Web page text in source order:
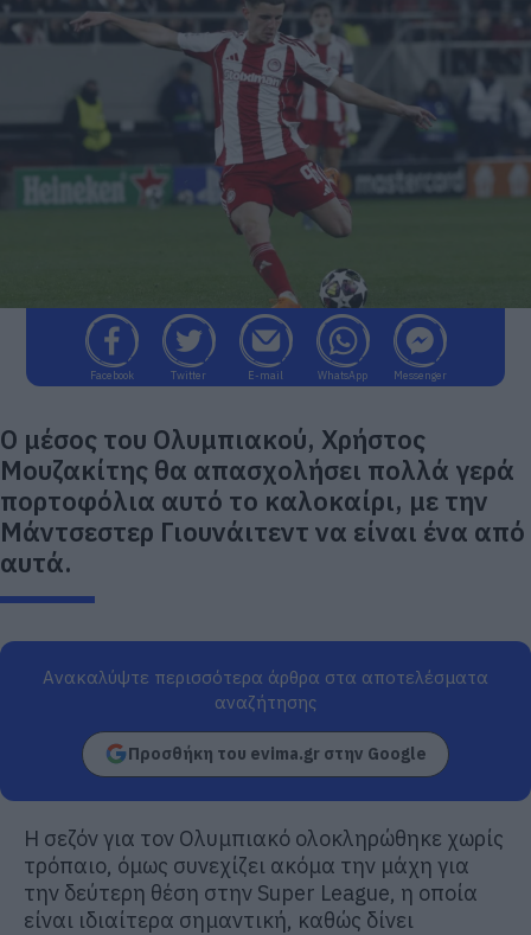
Facebook Twitter E-mail WhatsApp Messenger
Ο μέσος του Ολυμπιακού, Χρήστος
Μουζακίτης θα απασχολήσει πολλά γερά
πορτοφόλια αυτό το καλοκαίρι, με την
Μάντσεστερ Γιουνάιτεντ να είναι ένα από
αυτά.
Ανακαλύψτε περισσότερα άρθρα στα αποτελέσματα
αναζήτησης
Προσθήκη του evima.gr στην Google
Η σεζόν για τον Ολυμπιακό ολοκληρώθηκε χωρίς
τρόπαιο, όμως συνεχίζει ακόμα την μάχη για
την δεύτερη θέση στην Super League, η οποία
είναι ιδιαίτερα σημαντική, καθώς δίνει